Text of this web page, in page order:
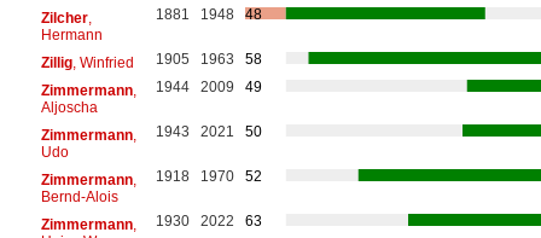
Zilcher,
Hermann
1881 1948 48
Zillig, Winfried 1905 1963
58
Zimmermann,
Aljoscha
1944 2009 49
Zimmermann,
Udo
1943 2021 50
Zimmermann,
Bernd-Alois
1918 1970 52
Zimmermann,
1930 2022 63